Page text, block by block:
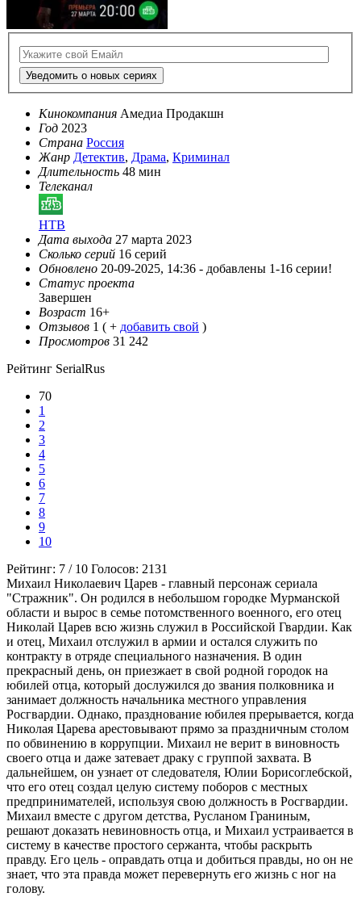
Уведомить о новых сериях
Кинокомпания Амедиа Продакшн
Год 2023
Страна Россия
Жанр Детектив, Драма, Криминал
Длительность 48 мин
Телеканал
НТВ
Дата выхода 27 марта 2023
Сколько серий 16 серий
Обновлено 20-09-2025, 14:36 - добавлены 1-16 серии!
Статус проекта
Завершен
Возраст 16+
Отзывов 1 ( + добавить свой )
Просмотров 31 242
Рейтинг SerialRus
70
1
2
3
4
5
6
7
8
9
10
Рейтинг: 7 / 10 Голосов: 2131
Михаил Николаевич Царев - главный персонаж сериала
"Стражник". Он родился в небольшом городке Мурманской
области и вырос в семье потомственного военного, его отец
Николай Царев всю жизнь служил в Российской Гвардии. Как
и отец, Михаил отслужил в армии и остался служить по
контракту в отряде специального назначения. В один
прекрасный день, он приезжает в свой родной городок на
юбилей отца, который дослужился до звания полковника и
занимает должность начальника местного управления
Росгвардии. Однако, празднование юбилея прерывается, когда
Николая Царева арестовывают прямо за праздничным столом
по обвинению в коррупции. Михаил не верит в виновность
своего отца и даже затевает драку с группой захвата. В
дальнейшем, он узнает от следователя, Юлии Борисоглебской,
что его отец создал целую систему поборов с местных
предпринимателей, используя свою должность в Росгвардии.
Михаил вместе с другом детства, Русланом Граниным,
решают доказать невиновность отца, и Михаил устраивается в
систему в качестве простого сержанта, чтобы раскрыть
правду. Его цель - оправдать отца и добиться правды, но он не
знает, что эта правда может перевернуть его жизнь с ног на
голову.